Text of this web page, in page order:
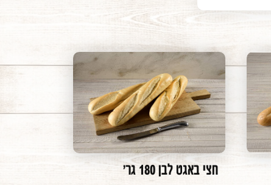
כדורי פיצה
חצי באגט לבן 180 גר'